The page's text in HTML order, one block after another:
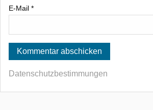
E-Mail *
Datenschutzbestimmungen